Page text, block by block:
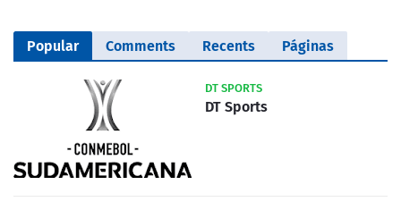
Popular Comments Recents Páginas
DT SPORTS
DT Sports